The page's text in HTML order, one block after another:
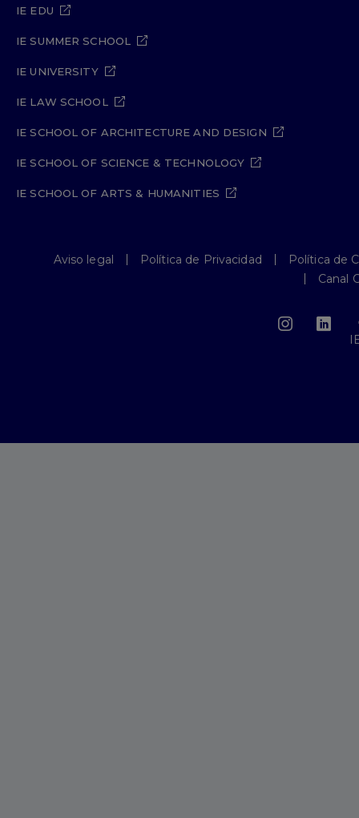
IE EDU
IE SUMMER SCHOOL
IE UNIVERSITY
IE LAW SCHOOL
IE SCHOOL OF ARCHITECTURE AND DESIGN
IE SCHOOL OF SCIENCE & TECHNOLOGY
IE SCHOOL OF ARTS & HUMANITIES
Aviso legal Política de Privacidad
Política de
Canal